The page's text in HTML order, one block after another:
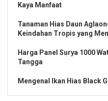
Kaya Manfaat
Tanaman Hias Daun
Keindahan Tropis yang
Harga Panel Surya 1000
Tangga
Mengenal Ikan Hias Black